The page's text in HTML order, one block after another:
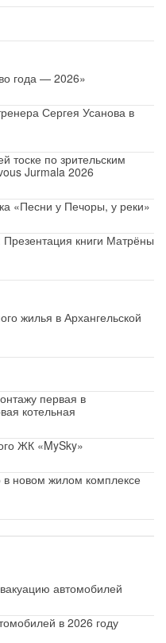
года — 2026»
Сергея Усанова в
тоске по зрительским
Jurmala 2026
«Песни у Печоры, у реки»
книги Матрёны
жилья в Архангельской
первая в
котельная
ЖК «MySky»
в новом жилом комплексе
автомобилей
в 2026 году